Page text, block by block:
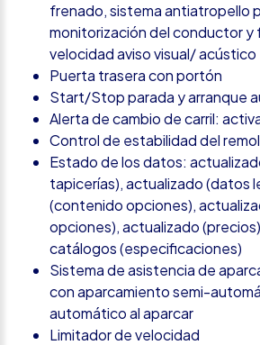
frenado, sistema antiatropello
monitorización del conductor y
velocidad aviso visual/ acústico
Puerta trasera con portón
Start/Stop parada y arranque
Alerta de cambio de carril:
Control de estabilidad del
Estado de los datos:
tapicerías), actualizado (datos
(contenido opciones),
opciones), actualizado
catálogos (especificaciones)
Sistema de asistencia de
con aparcamiento semi-
automático al aparcar
Limitador de velocidad